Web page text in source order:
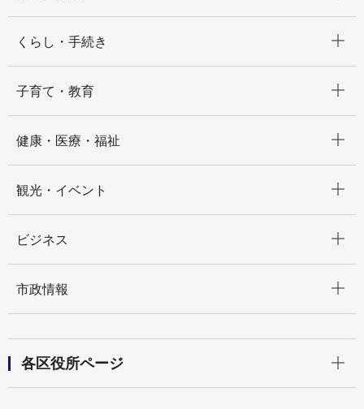
くらし・手続き
子育て・教育
健康・医療・福祉
観光・イベント
ビジネス
市政情報
各区役所ページ